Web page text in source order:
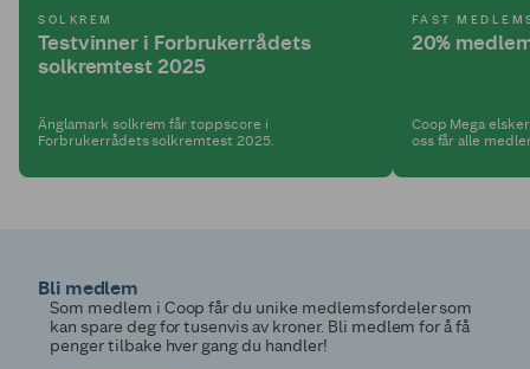
SOLKREM
Testvinner i Forbrukerrådets
solkremtest 2025
Änglamark solkrem får toppscore i
Forbrukerrådets solkremtest 2025.
FAST
20%
Coop Mega
oss får alle
Bli medlem
Som medlem i Coop får du unike medlemsfordeler som
kan spare deg for tusenvis av kroner. Bli medlem for å få
penger tilbake hver gang du handler!